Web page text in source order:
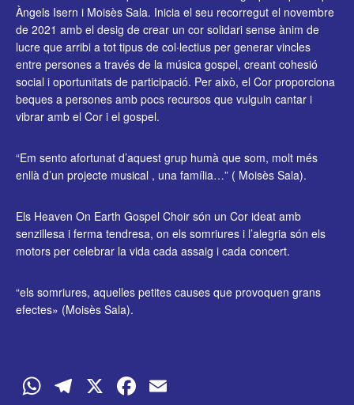
Àngels Isern i Moisès Sala. Inicia el seu recorregut el novembre
de 2021 amb el desig de crear un cor solidari sense ànim de
lucre que arribi a tot tipus de col·lectius per generar vincles
entre persones a través de la música gospel, creant cohesió
social i oportunitats de participació. Per això, el Cor proporciona
beques a persones amb pocs recursos que vulguin cantar i
vibrar amb el Cor i el gospel.
“Em sento afortunat d’aquest grup humà que som, molt més
enllà d’un projecte musical , una família…” ( Moisès Sala).
Els Heaven On Earth Gospel Choir són un Cor ideat amb
senzillesa i ferma tendresa, on els somriures i l’alegria són els
motors per celebrar la vida cada assaig i cada concert.
“els somriures, aquelles petites causes que provoquen grans
efectes» (Moisès Sala).
WhatsApp
Telegram
X Facebook